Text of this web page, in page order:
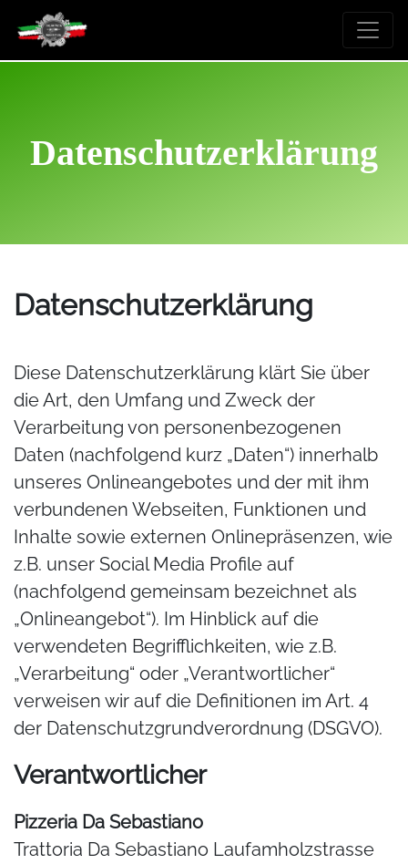
content
Datenschutzerklärung
Datenschutzerklärung
Diese Datenschutzerklärung klärt Sie über
die Art, den Umfang und Zweck der
Verarbeitung von personenbezogenen
Daten (nachfolgend kurz „Daten“) innerhalb
unseres Onlineangebotes und der mit ihm
verbundenen Webseiten, Funktionen und
Inhalte sowie externen Onlinepräsenzen, wie
z.B. unser Social Media Profile auf
(nachfolgend gemeinsam bezeichnet als
„Onlineangebot“). Im Hinblick auf die
verwendeten Begrifflichkeiten, wie z.B.
„Verarbeitung“ oder „Verantwortlicher“
verweisen wir auf die Definitionen im Art. 4
der Datenschutzgrundverordnung (DSGVO).
Verantwortlicher
Pizzeria Da Sebastiano
Trattoria Da Sebastiano Laufamholzstrasse